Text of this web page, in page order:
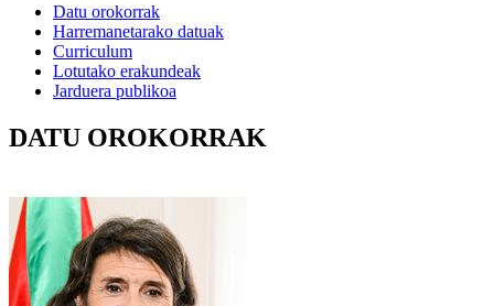
Datu orokorrak
Harremanetarako datuak
Curriculum
Lotutako erakundeak
Jarduera publikoa
DATU OROKORRAK